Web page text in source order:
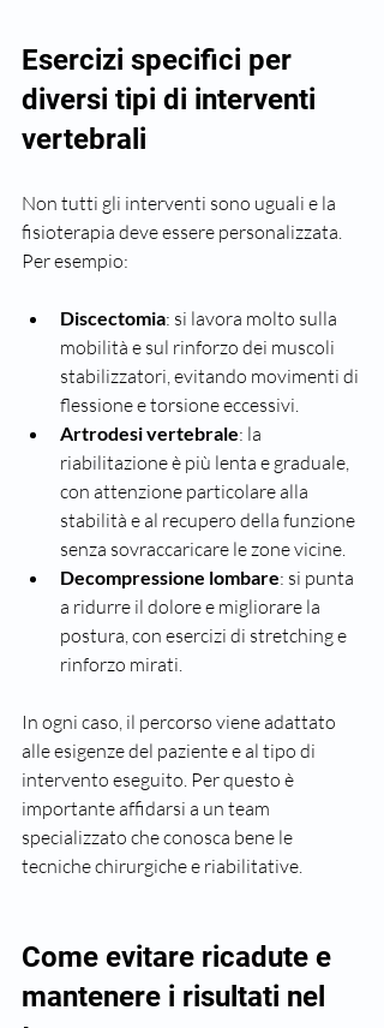
Esercizi specifici per
diversi tipi di interventi
vertebrali
Non tutti gli interventi sono uguali e la
fisioterapia deve essere personalizzata.
Per esempio:
Discectomia: si lavora molto sulla
mobilità e sul rinforzo dei muscoli
stabilizzatori, evitando movimenti di
flessione e torsione eccessivi.
Artrodesi vertebrale: la
riabilitazione è più lenta e graduale,
con attenzione particolare alla
stabilità e al recupero della funzione
senza sovraccaricare le zone vicine.
Decompressione lombare: si punta
a ridurre il dolore e migliorare la
postura, con esercizi di stretching e
rinforzo mirati.
In ogni caso, il percorso viene adattato
alle esigenze del paziente e al tipo di
intervento eseguito. Per questo è
importante affidarsi a un team
specializzato che conosca bene le
tecniche chirurgiche e riabilitative.
Come evitare ricadute e
mantenere i risultati nel